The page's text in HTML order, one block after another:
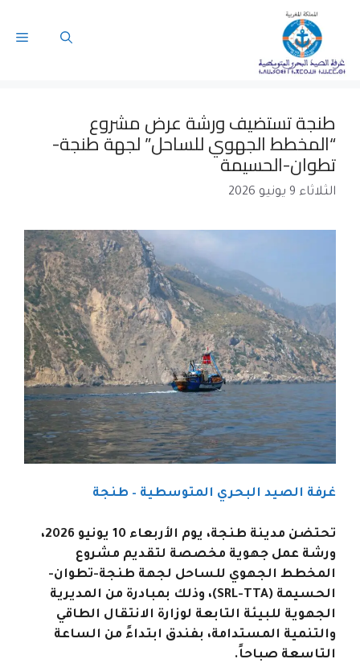
طنجة تستضيف ورشة عرض مشروع
“المخطط الجهوي للساحل” لجهة طنجة-
تطوان-الحسيمة
الثلاثاء 9 يونيو 2026
غرفة الصيد البحري المتوسطية – طنجة
تحتضن مدينة طنجة، يوم الأربعاء 10 يونيو 2026،
ورشة عمل جهوية مخصصة لتقديم مشروع
المخطط الجهوي للساحل لجهة طنجة-تطوان-
الحسيمة (SRL-TTA)، وذلك بمبادرة من المديرية
الجهوية للبيئة التابعة لوزارة الانتقال الطاقي
والتنمية المستدامة، بفندق ابتداءً من الساعة
التاسعة صباحاً.